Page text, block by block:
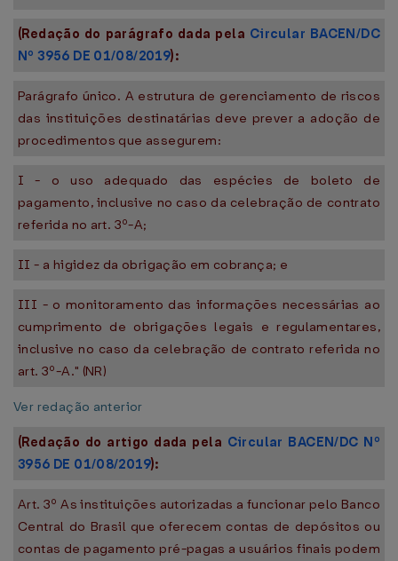
(Redação do parágrafo dada pela Circular BACEN/DC
Nº 3956 DE 01/08/2019):
Parágrafo único. A estrutura de gerenciamento de riscos
das instituições destinatárias deve prever a adoção de
procedimentos que assegurem:
I - o uso adequado das espécies de boleto de
pagamento, inclusive no caso da celebração de contrato
referida no art. 3º-A;
II - a higidez da obrigação em cobrança; e
III - o monitoramento das informações necessárias ao
cumprimento de obrigações legais e regulamentares,
inclusive no caso da celebração de contrato referida no
art. 3º-A." (NR)
Ver redação anterior
(Redação do artigo dada pela Circular BACEN/DC Nº
3956 DE 01/08/2019):
Art. 3º As instituições autorizadas a funcionar pelo Banco
Central do Brasil que oferecem contas de depósitos ou
contas de pagamento pré-pagas a usuários finais podem